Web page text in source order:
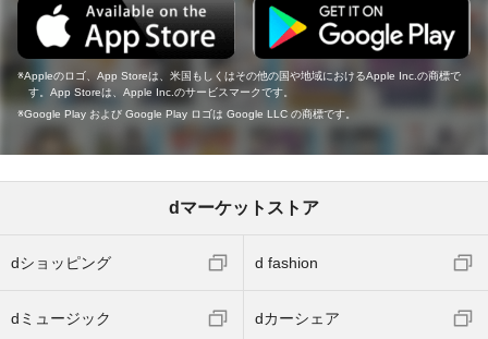
Appleのロゴ、App Storeは、米国もしくはその他の国や地域におけるApple Inc.の商標で
す。App Storeは、Apple Inc.のサービスマークです。
Google Play および Google Play ロゴは Google LLC の商標です。
dマーケットストア
dショッピング d fashion
dミュージック dカーシェア